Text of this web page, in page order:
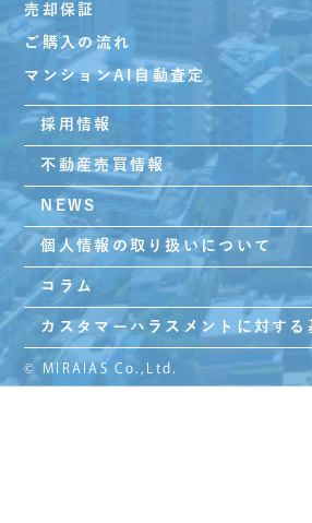
売却保証
ご購入の流れ
マンションAI自動査定
採用情報
不動産売買情報
NEWS
個人情報の取り扱いについて
コラム
カスタマーハラスメントに対する
© MIRAIAS Co.,Ltd.